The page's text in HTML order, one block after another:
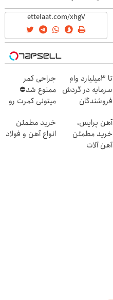
تا 3میلیارد وام
سرمایه در گردش
فروشندگان
جراحی کمر
ممنوع شد⛔
میتونی کمرت رو
کنی! 👈🏻
پرسش‌نامه
آهن پرایس،
خرید مطمئن
آهن آلات
خرید مطمئن
انواع آهن و فولاد